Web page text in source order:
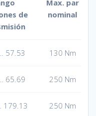
de
Max. par
nominal
57.53 130 Nm
65.69 250 Nm
179.13 250 Nm